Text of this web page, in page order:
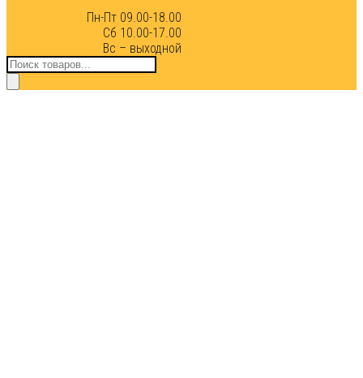
Пн-Пт 09.00-18.00
Сб 10.00-17.00
Вс – выходной
Поиск
товаров